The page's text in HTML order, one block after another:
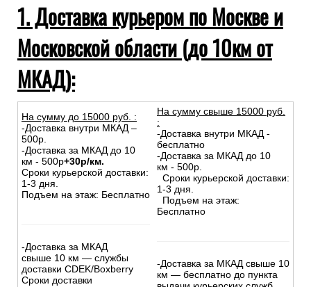
1. Доставка курьером по Москве и
Московской области (до 10км от
МКАД):
На сумму до 15000 руб. :
-Доставка внутри МКАД –
500р.
-Доставка за МКАД до 10
км - 500р+30р/км.
Сроки курьерской доставки:
1-3 дня.
Подъем на этаж: Бесплатно
-Доставка за МКАД
свыше 10 км — службы
доставки CDEK/Boxberry
Сроки доставки
На сумму свыше 15000 руб.
:
-Доставка внутри МКАД -
бесплатно
-Доставка за МКАД до 10
км - 500р.
Сроки курьерской доставки:
1-3 дня.
Подъем на этаж:
Бесплатно
-Доставка за МКАД свыше 10
км — бесплатно до пункта